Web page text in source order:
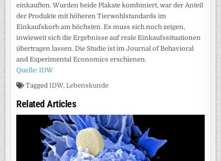
einkauften. Wurden beide Plakate kombiniert, war der Anteil
der Produkte mit höheren Tierwohlstandards im
Einkaufskorb am höchsten. Es muss sich noch zeigen,
inwieweit sich die Ergebnisse auf reale Einkaufssituationen
übertragen lassen. Die Studie ist im Journal of Behavioral
and Experimental Economics erschienen.
Quelle: IDW
TaggedIDW,Lebenskunde
Related Articles